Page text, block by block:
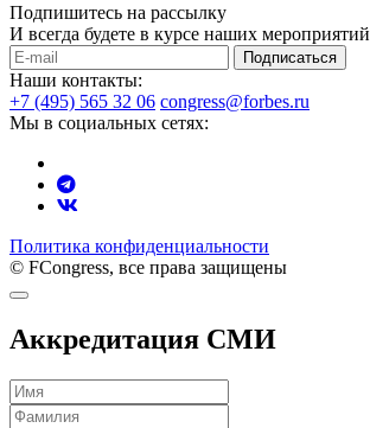
Подпишитесь на рассылку
И всегда будете в курсе наших мероприятий
Подписаться
Наши контакты:
+7 (495) 565 32 06 congress@forbes.ru
Мы в социальных сетях:
Политика конфиденциальности
© FCongress, все права защищены
Аккредитация СМИ